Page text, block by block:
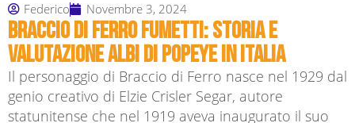
Federico Novembre 3, 2024
Braccio di ferro fumetti: storia e
valutazione albi di Popeye in Italia
Il personaggio di Braccio di Ferro nasce nel 1929 dal
genio creativo di Elzie Crisler Segar, autore
statunitense che nel 1919 aveva inaugurato il suo